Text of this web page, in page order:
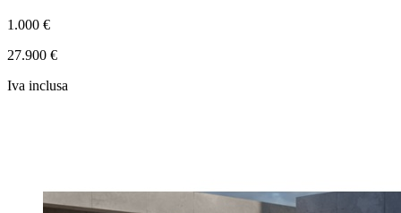
1.000 €
27.900 €
Iva inclusa